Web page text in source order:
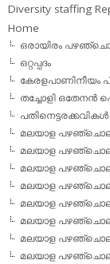
Diversity staffing
Home
ഒരായിരം
ഒറ്റപ്പദം
കേരളപാണിനീയം
തച്ചോളി ഒതേനൻ
പതിനെട്ടരക്കവികള്‍
മലയാള
മലയാള
മലയാള
മലയാള
മലയാള
മലയാള
മലയാള
മലയാള